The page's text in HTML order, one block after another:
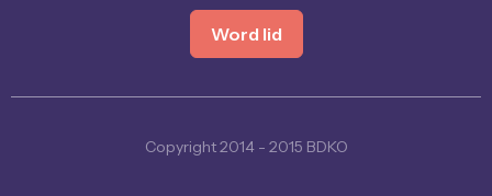
Word lid
Copyright 2014 - 2015 BDKO